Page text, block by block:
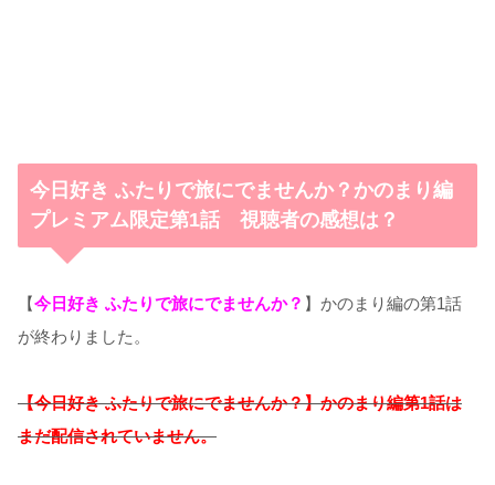
今日好き ふたりで旅にでませんか？かのまり編
プレミアム限定第1話 視聴者の感想は？
【今日好き ふたりで旅にでませんか？ 】かのまり編の第1話
が終わりました。
【今日好き ふたりで旅にでませんか？】かのまり編第1話は
まだ配信されていません。